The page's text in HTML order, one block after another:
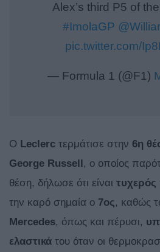
Alex’s third P5 of
#ImolaGP
pic.twitter.com/
— Formula 1 (@F1)
Ο Leclerc τερμάτισε στην 6η
George Russell , ο οποίος
θέση, δήλωσε ότι είναι τυχερός
την καρό σημαία ο 7ος, καθώς
Mercedes, όπως και πέρυσι,
ελαστικά του όταν οι